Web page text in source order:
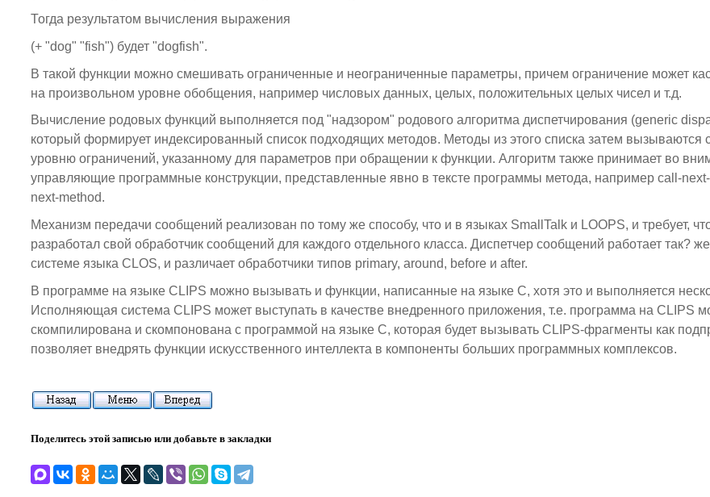
Тогда результатом вычисления выражения
(+ "dog" "fish") будет "dogfish".
В такой функции можно смешивать ограниченные и неограниченные параметры, причем ограничение может
на произвольном уровне обобщения, например числовых данных, целых, положительных целых чисел и т.д.
Вычисление родовых функций выполняется под "надзором" родового алгоритма диспетчирования (generic
который формирует индексированный список подходящих методов. Методы из этого списка затем вызываются
уровню ограничений, указанному для параметров при обращении к функции. Алгоритм также принимает во
управляющие программные конструкции, представленные явно в тексте программы метода, например call-
next-method.
Механизм передачи сообщений реализован по тому же способу, что и в языках SmallTalk и LOOPS, и требует,
разработал свой обработчик сообщений для каждого отдельного класса. Диспетчер сообщений работает так?
системе языка CLOS, и различает обработчики типов primary, around, before и after.
В программе на языке CLIPS можно вызывать и функции, написанные на языке С, хотя это и выполняется
Исполняющая система CLIPS может выступать в качестве внедренного приложения, т.е. программа на CLIPS
скомпилирована и скомпонована с программой на языке С, которая будет вызывать CLIPS-фрагменты как
позволяет внедрять функции искусственного интеллекта в компоненты больших программных комплексов.
Поделитесь этой записью или добавьте в закладки